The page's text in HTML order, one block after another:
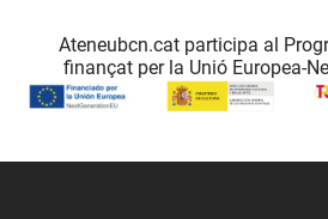
Ateneubcn.cat participa al
finançat per la Unió Europea-